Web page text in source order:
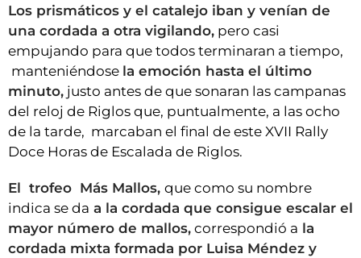
Los prismáticos y el catalejo iban y venían de
una cordada a otra vigilando, pero casi
empujando para que todos terminaran a tiempo,
manteniéndose la emoción hasta el último
minuto, justo antes de que sonaran las campanas
del reloj de Riglos que, puntualmente, a las ocho
de la tarde, marcaban el final de este XVII Rally
Doce Horas de Escalada de Riglos.
El trofeo Más Mallos, que como su nombre
indica se da a la cordada que consigue escalar el
mayor número de mallos, correspondió a la
cordada mixta formada por Luisa Méndez y